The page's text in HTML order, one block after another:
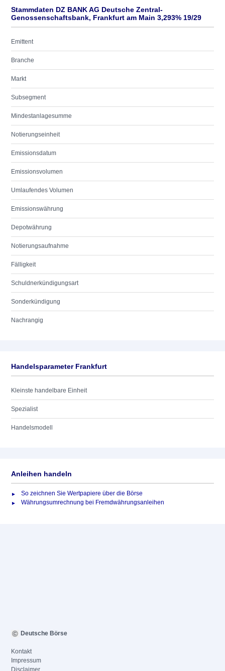
Stammdaten DZ BANK AG Deutsche Zentral-
Genossenschaftsbank, Frankfurt am Main 3,293% 19/29
Emittent
Branche
Markt
Subsegment
Mindestanlagesumme
Notierungseinheit
Emissionsdatum
Emissionsvolumen
Umlaufendes Volumen
Emissionswährung
Depotwährung
Notierungsaufnahme
Fälligkeit
Schuldnerkündigungsart
Sonderkündigung
Nachrangig
Handelsparameter Frankfurt
Kleinste handelbare Einheit
Spezialist
Handelsmodell
Anleihen handeln
So zeichnen Sie Wertpapiere über die Börse
Währungsumrechnung bei Fremdwährungsanleihen
Deutsche Börse
Kontakt
Impressum
Disclaimer